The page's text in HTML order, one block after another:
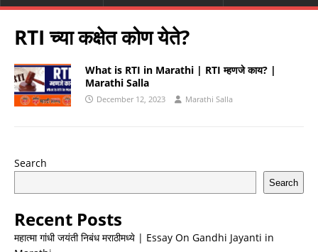
RTI च्या कक्षेत कोण येते?
What is RTI in Marathi | RTI म्हणजे काय? |
Marathi Salla
December 12, 2023 Marathi Salla
Search
Search
Recent Posts
महात्मा गांधी जयंती निबंध मराठीमध्ये | Essay On Gandhi Jayanti in